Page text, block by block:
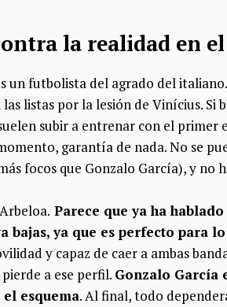
la realidad en
un futbolista del agrado del
listas por la lesión de Vinícius. Si
subir a entrenar con el
garantía de nada. No se
focos que Gonzalo García), y no
Parece que ya ha
bajas, ya que es perfecto para
y capaz de caer a ambas
a ese perfil. Gonzalo García
esquema. Al final, todo